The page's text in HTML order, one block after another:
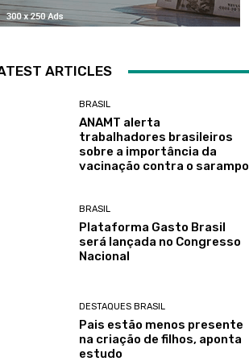
ARTICLES
BRASIL
ANAMT alerta
trabalhadores brasileiros
sobre a importância da
vacinação contra o sarampo
BRASIL
Plataforma Gasto Brasil
será lançada no Congresso
Nacional
DESTAQUES BRASIL
Pais estão menos presente
na criação de filhos, aponta
estudo